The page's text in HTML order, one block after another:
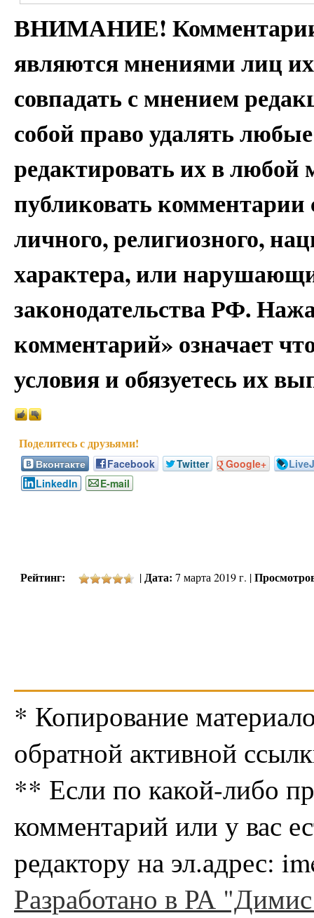
ВНИМАНИЕ! Комментарии
являются мнениями лиц
совпадать с мнением
собой право удалять
редактировать их в
публиковать
личного, религиозного,
характера, или
законодательства РФ.
комментарий» означает
условия и обязуетесь их
Вконтакте Facebook Twitter Google+
LinkedIn
E-mail
Рейтинг: |Дата: 7 марта 2019 г. |
* Копирование
обратной активной
** Если по какой-либо
комментарий или у вас
редактору на эл.адрес:
Разработано в РА